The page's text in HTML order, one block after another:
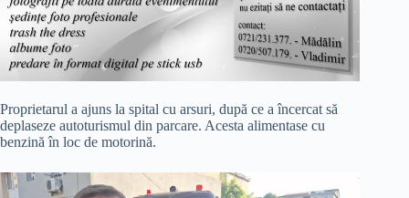
Proprietarul a ajuns la spital cu arsuri, după ce a încercat să
deplaseze autoturismul din parcare. Acesta alimentase cu
benzină în loc de motorină.